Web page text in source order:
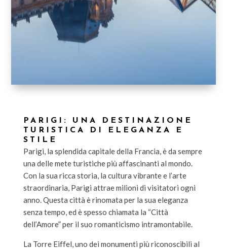
PARIGI: UNA DESTINAZIONE
TURISTICA DI ELEGANZA E
STILE
Parigi, la splendida capitale della Francia, è da sempre
una delle mete turistiche più affascinanti al mondo.
Con la sua ricca storia, la cultura vibrante e l’arte
straordinaria, Parigi attrae milioni di visitatori ogni
anno. Questa città è rinomata per la sua eleganza
senza tempo, ed è spesso chiamata la “Città
dell’Amore” per il suo romanticismo intramontabile.
La Torre Eiffel, uno dei monumenti più riconoscibili al